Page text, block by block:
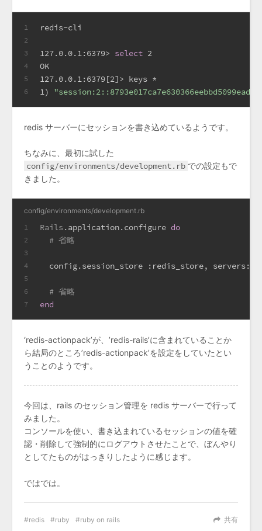
1
2
3
4
5
6
redis-cli
127.0.0.1:6379> select 2
OK
127.0.0.1:6379[2]> keys *
1)
redis サーバーにセッションを書き込めているようです。
ちなみに、最初に試した
config/environments/development.rb での設定もで
きました。
config/environments/development.rb
1
2
3
4
5
6
7
Rails .application.configure do
# 省略
  config.session_store
:redis_store, servers:
# 省略
end
‘redis-actionpack’が、’redis-rails’に含まれていることか
ら結局のところ’redis-actionpack’を設定をしていたとい
うことのようです。
今回は、rails のセッション管理を redis サーバーで行って
みました。
コンソールを使い、書き込まれているセッションの値を確
認・削除して強制的にログアウトさせたことで、ぼんやり
としてたものがはっきりしたように感じます。
ではでは。
共有
redis ruby ruby on rails